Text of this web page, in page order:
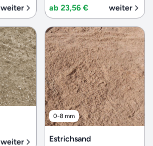
weiter ab 23,56 € weiter
weiter
0-8 mm
Estrichsand